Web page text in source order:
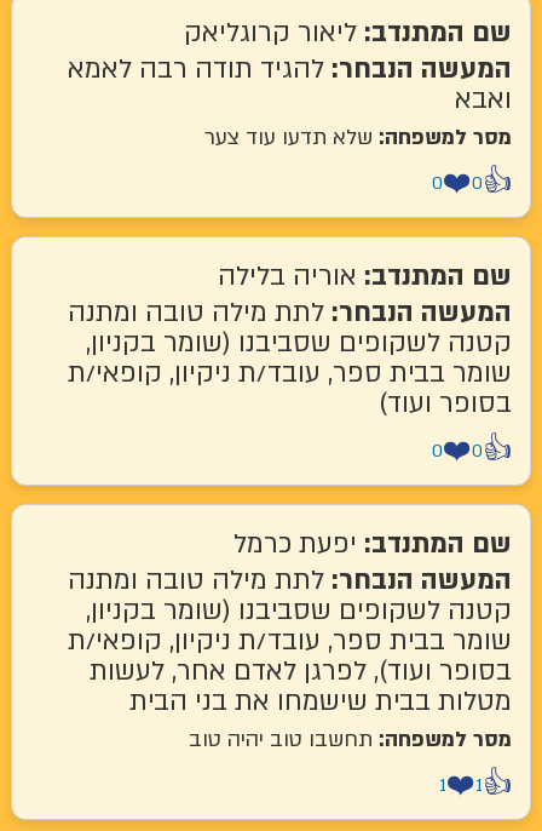
ליאור קרוגליאק
הנבחר:להגיד תודה רבה לאמא
למשפחה:שלא תדעו עוד צער
0
אוריה בלילה
הנבחר:לתת מילה טובה ומתנה
לשקופים שסביבנו (שומר בקניון,
בבית ספר, עובד/ת ניקיון, קופאי/ת
ועוד)
0
יפעת כרמל
הנבחר:לתת מילה טובה ומתנה
לשקופים שסביבנו (שומר בקניון,
בבית ספר, עובד/ת ניקיון, קופאי/ת
ועוד), לפרגן לאדם אחר, לעשות
בבית שישמחו את בני הבית
למשפחה:תחשבו טוב יהיה טוב
1